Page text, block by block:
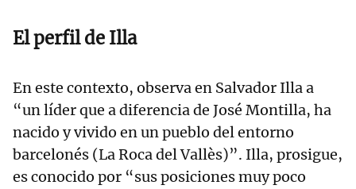
El perfil de Illa
En este contexto, observa en Salvador Illa a
“un líder que a diferencia de José Montilla, ha
nacido y vivido en un pueblo del entorno
barcelonés (La Roca del Vallès)”. Illa, prosigue,
es conocido por “sus posiciones muy poco